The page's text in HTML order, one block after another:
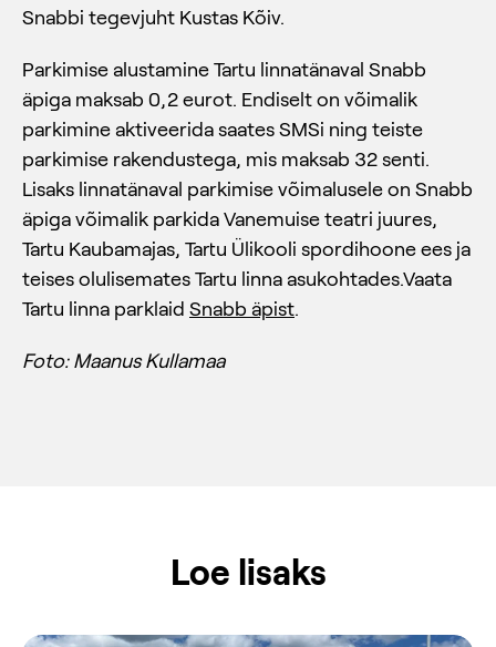
Snabbi tegevjuht Kustas Kõiv.
Parkimise alustamine Tartu linnatänaval Snabb
äpiga maksab 0,2 eurot. Endiselt on võimalik
parkimine aktiveerida saates SMSi ning teiste
parkimise rakendustega, mis maksab 32 senti.
Lisaks linnatänaval parkimise võimalusele on Snabb
äpiga võimalik parkida Vanemuise teatri juures,
Tartu Kaubamajas, Tartu Ülikooli spordihoone ees ja
teises olulisemates Tartu linna asukohtades.Vaata
Tartu linna parklaid Snabb äpist.
Foto: Maanus Kullamaa
Loe lisaks